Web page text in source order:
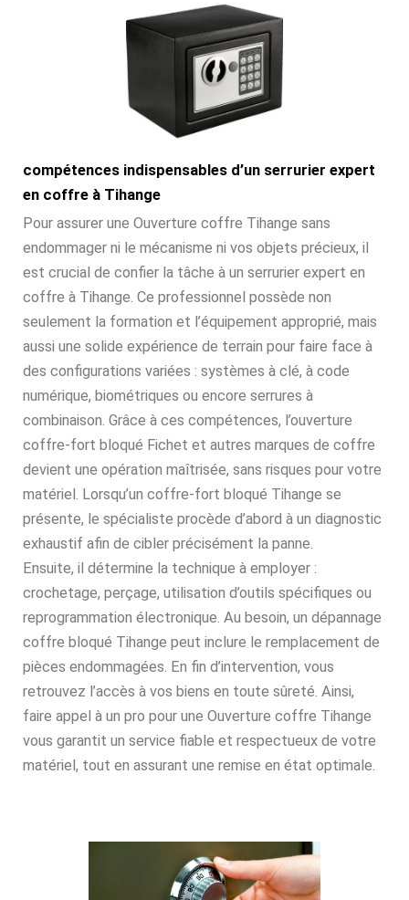
compétences indispensables d’un serrurier expert
en coffre à Tihange
Pour assurer une Ouverture coffre Tihange sans
endommager ni le mécanisme ni vos objets précieux, il
est crucial de confier la tâche à un serrurier expert en
coffre à Tihange. Ce professionnel possède non
seulement la formation et l’équipement approprié, mais
aussi une solide expérience de terrain pour faire face à
des configurations variées : systèmes à clé, à code
numérique, biométriques ou encore serrures à
combinaison. Grâce à ces compétences, l’ouverture
coffre-fort bloqué Fichet et autres marques de coffre
devient une opération maîtrisée, sans risques pour votre
matériel. Lorsqu’un coffre-fort bloqué Tihange se
présente, le spécialiste procède d’abord à un diagnostic
exhaustif afin de cibler précisément la panne.
Ensuite, il détermine la technique à employer :
crochetage, perçage, utilisation d’outils spécifiques ou
reprogrammation électronique. Au besoin, un dépannage
coffre bloqué Tihange peut inclure le remplacement de
pièces endommagées. En fin d’intervention, vous
retrouvez l’accès à vos biens en toute sûreté. Ainsi,
faire appel à un pro pour une Ouverture coffre Tihange
vous garantit un service fiable et respectueux de votre
matériel, tout en assurant une remise en état optimale.